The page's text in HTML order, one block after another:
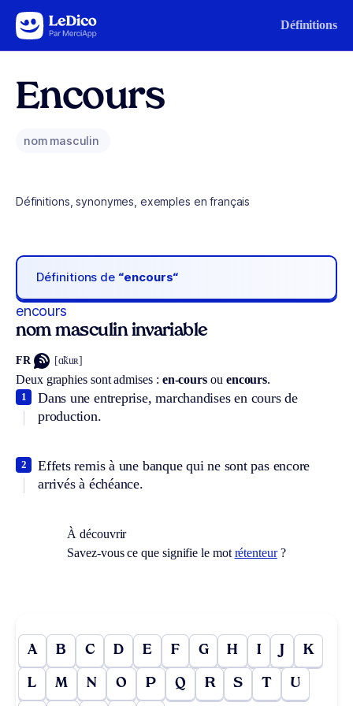
Aller au contenu Définitions
Encours
nom masculin
Définitions, synonymes, exemples en français
Définitions de “encours“
encours
nom masculin invariable
FR [ɑ̃kuʀ]
Deux graphies sont admises : en-cours ou encours.
Dans une entreprise, marchandises en cours de
production.
1
Effets remis à une banque qui ne sont pas encore
arrivés à échéance.
2
À découvrir
Savez-vous ce que signifie le mot rétenteur?
A B C D E F G H I J K
L M N O P Q R S T U